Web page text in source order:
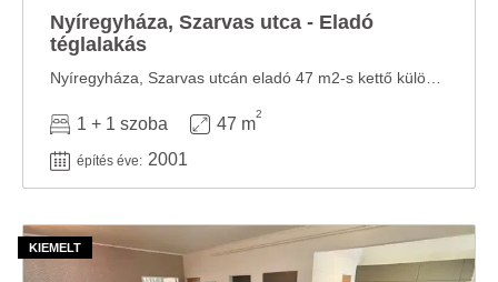
Nyíregyháza, Szarvas utca - Eladó
téglalakás
1 + 1 szoba 47 m
2
építés éve: 2001